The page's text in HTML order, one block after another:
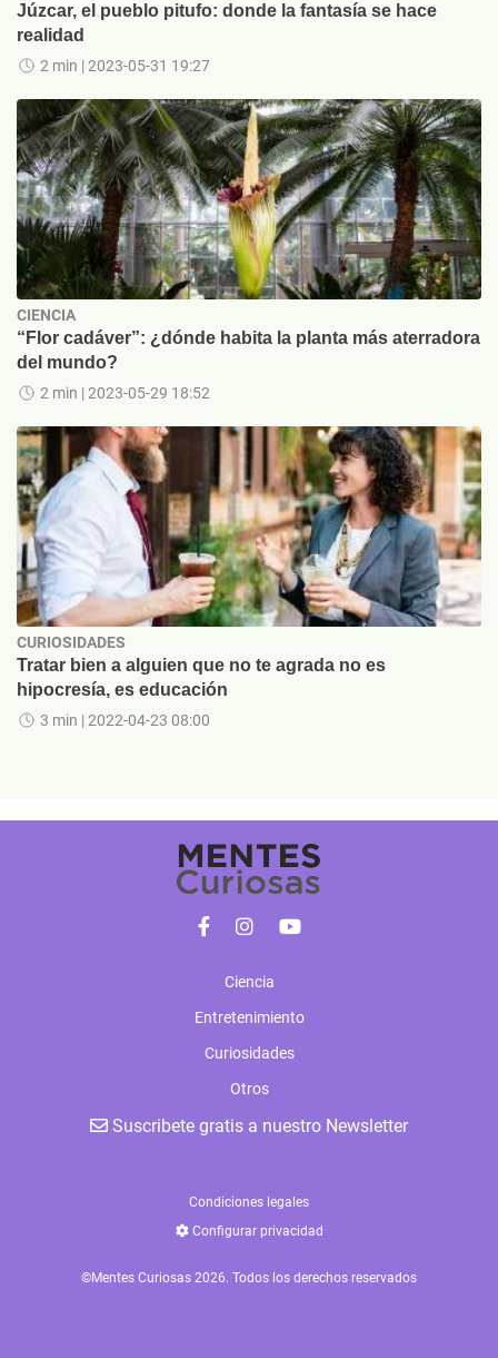
Júzcar, el pueblo pitufo: donde la fantasía se hace
realidad
2 min | 2023-05-31 19:27
CIENCIA
“Flor cadáver”: ¿dónde habita la planta más aterradora
del mundo?
2 min | 2023-05-29 18:52
CURIOSIDADES
Tratar bien a alguien que no te agrada no es
hipocresía, es educación
3 min | 2022-04-23 08:00
Ciencia
Entretenimiento
Curiosidades
Otros
Suscribete gratis a nuestro Newsletter
Condiciones legales
Configurar privacidad
©Mentes Curiosas 2026. Todos los derechos reservados